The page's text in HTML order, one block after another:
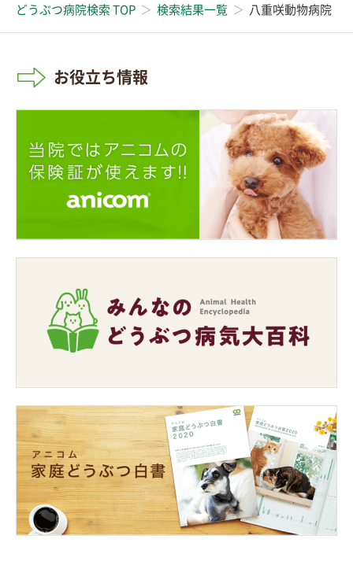
どうぶつ病院検索 TOP 検索結果一覧 八重咲動物病院
お役立ち情報